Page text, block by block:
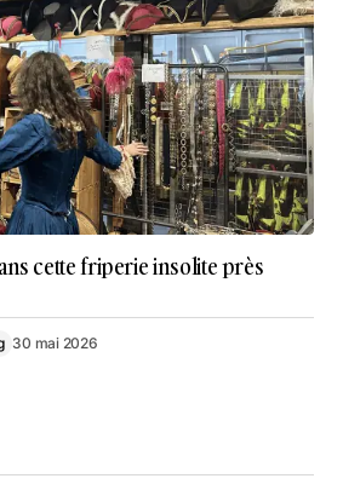
cette friperie insolite près
30 mai 2026